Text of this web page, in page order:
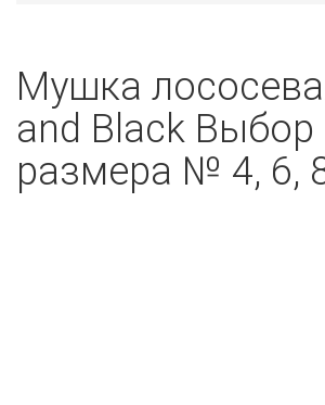
Мушка
and Black Выбор
размера № 4, 6,